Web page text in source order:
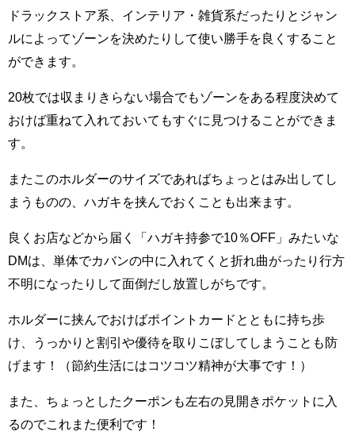
ドラックストア系、インテリア・雑貨系だったりとジャン
ルによってゾーンを決めたりして使い勝手を良くすること
ができます。
20枚では収まりきらない場合でもゾーンをある程度決めて
おけば重ねて入れておいてもすぐに見つけることができま
す。
またこのホルダーのサイズであればちょっとはみ出してし
まうものの、ハガキを挟んでおくことも出来ます。
良くお店などから届く「ハガキ持参で10％OFF」みたいな
DMは、単体でカバンの中に入れてくと折れ曲がったり行方
不明になったりして面倒だし放置しがちです。
ホルダーに挟んでおけばポイントカードとともに持ち歩
け、うっかりと割引や優待を取りこぼしてしまうことも防
げます！（節約生活にはコツコツ精神が大事です！）
また、ちょっとしたクーポンも左右の見開きポケットに入
るのでこれまた便利です！